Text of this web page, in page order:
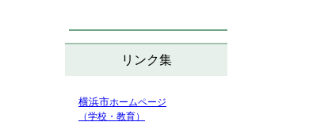
リンク集
横浜市ホームページ
（学校・教育）